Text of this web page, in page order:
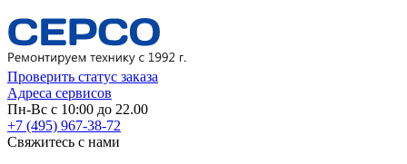
Проверить статус заказа
Адреса сервисов
Пн-Вс с 10:00 до 22.00
+7 (495) 967-38-72
Свяжитесь с нами